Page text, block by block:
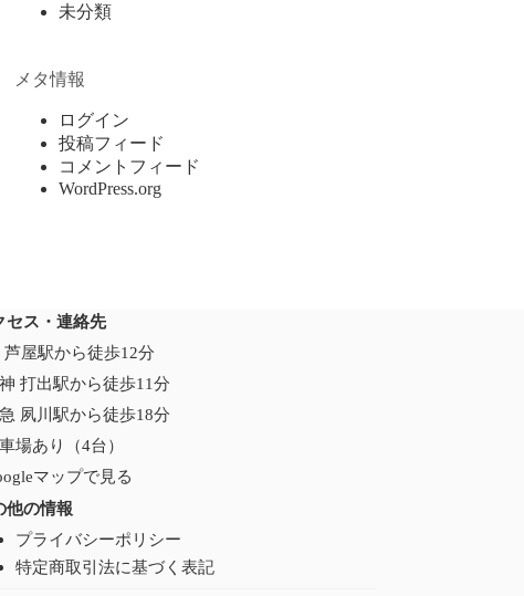
未分類
メタ情報
ログイン
投稿フィード
コメントフィード
WordPress.org
セス・連絡先
芦屋駅から徒歩12分
打出駅から徒歩11分
夙川駅から徒歩18分
場あり（4台）
マップで見る
他の情報
プライバシーポリシー
特定商取引法に基づく表記